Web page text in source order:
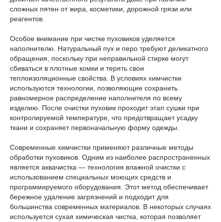
сложных пятен от жира, косметики, дорожной грязи или
реагентов.
Особое внимание при чистке пуховиков уделяется
наполнителю. Натуральный пух и перо требуют деликатного
обращения, поскольку при неправильной стирке могут
сбиваться в плотные комки и терять свои
теплоизоляционные свойства. В условиях химчистки
используются технологии, позволяющие сохранить
равномерное распределение наполнителя по всему
изделию. После очистки пуховик проходит этап сушки при
контролируемой температуре, что предотвращает усадку
ткани и сохраняет первоначальную форму одежды.
Современные химчистки применяют различные методы
обработки пуховиков. Одним из наиболее распространенных
является аквачистка — технология влажной очистки с
использованием специальных моющих средств и
программируемого оборудования. Этот метод обеспечивает
бережное удаление загрязнений и подходит для
большинства современных материалов. В некоторых случаях
используется сухая химическая чистка, которая позволяет